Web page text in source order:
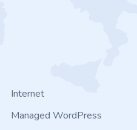
Internet
Managed WordPress